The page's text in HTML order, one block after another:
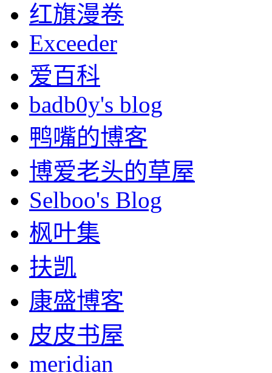
红旗漫卷
Exceeder
爱百科
badb0y's blog
鸭嘴的博客
博爱老头的草屋
Selboo's Blog
枫叶集
扶凯
康盛博客
皮皮书屋
meridian